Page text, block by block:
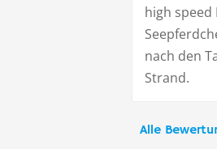
high speed
nach den
Strand.
Alle